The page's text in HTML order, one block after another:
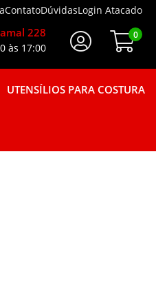
ContatoDúvidasLogin Atacado
UTENSÍLIOS PARA COSTURA
228
às 17:00
0